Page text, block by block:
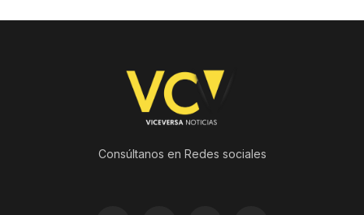
Consúltanos en Redes sociales